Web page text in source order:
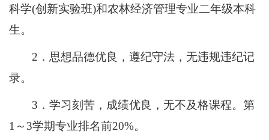
科学(创新实验班)和农林经济管理专业二年级本科
生。
2．思想品德优良，遵纪守法，无违规违纪记
录。
3．学习刻苦，成绩优良，无不及格课程。第
1～3学期专业排名前20%。